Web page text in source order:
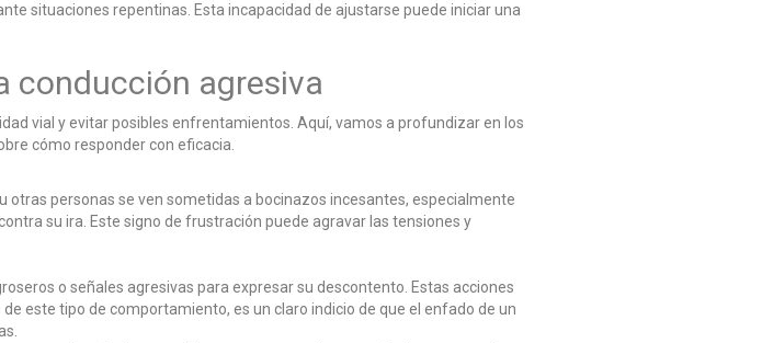
situaciones repentinas. Esta incapacidad de ajustarse puede iniciar una
conducción agresiva
vial y evitar posibles enfrentamientos. Aquí, vamos a profundizar en los
cómo responder con eficacia.
otras personas se ven sometidas a bocinazos incesantes, especialmente
su ira. Este signo de frustración puede agravar las tensiones y
o señales agresivas para expresar su descontento. Estas acciones
este tipo de comportamiento, es un claro indicio de que el enfado de un